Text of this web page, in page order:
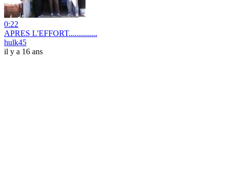
0:22
APRES L'EFFORT..............
hulk45
il y a 16 ans